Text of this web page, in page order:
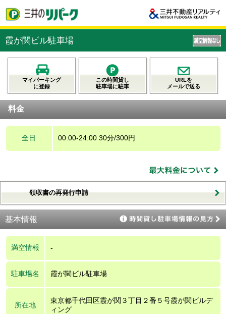
霞が関ビル駐車場
マイパーキング
に登録
この時間貸し
駐車場に駐車
URLを
メールで送る
料金
全日 00:00-24:00 30分/300円
領収書の再発行申請
基本情報
満空情報 -
駐車場名 霞が関ビル駐車場
所在地
東京都千代田区霞が関３丁目２番５号霞が関ビルデ
ィング